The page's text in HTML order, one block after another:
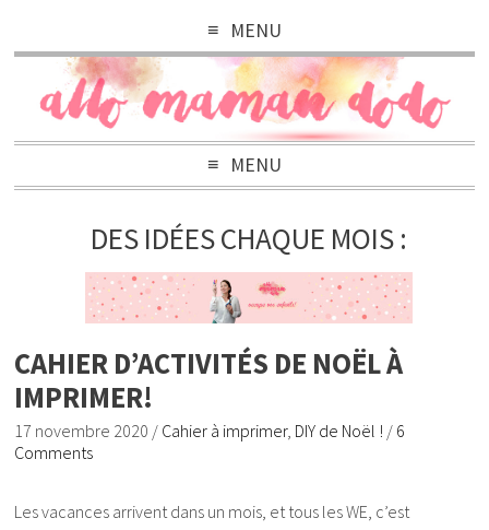
MENU
MENU
DES IDÉES CHAQUE MOIS :
CAHIER D’ACTIVITÉS DE NOËL À
IMPRIMER!
17 novembre 2020 / Cahier à imprimer, DIY de Noël ! / 6
Comments
Les vacances arrivent dans un mois, et tous les WE, c’est